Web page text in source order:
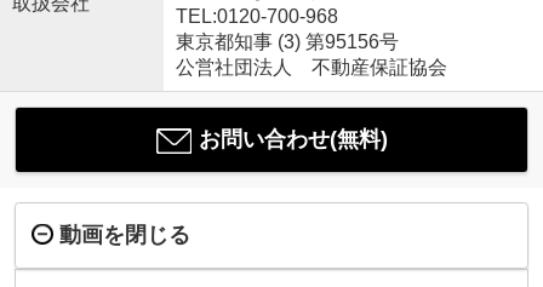
TEL:0120-700-968
東京都知事 (3) 第95156号
公営社団法人 不動産保証協会
お問い合わせ(無料)
動画を閉じる